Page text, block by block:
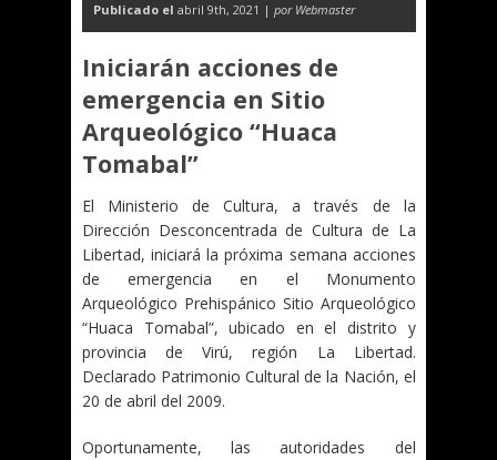
Publicado el abril 9th, 2021 | por Webmaster
Iniciarán acciones de
emergencia en Sitio
Arqueológico “Huaca
Tomabal”
El Ministerio de Cultura, a través de la
Dirección Desconcentrada de Cultura de La
Libertad, iniciará la próxima semana acciones
de emergencia en el Monumento
Arqueológico Prehispánico Sitio Arqueológico
“Huaca Tomabal”, ubicado en el distrito y
provincia de Virú, región La Libertad.
Declarado Patrimonio Cultural de la Nación, el
20 de abril del 2009.
Oportunamente, las autoridades del